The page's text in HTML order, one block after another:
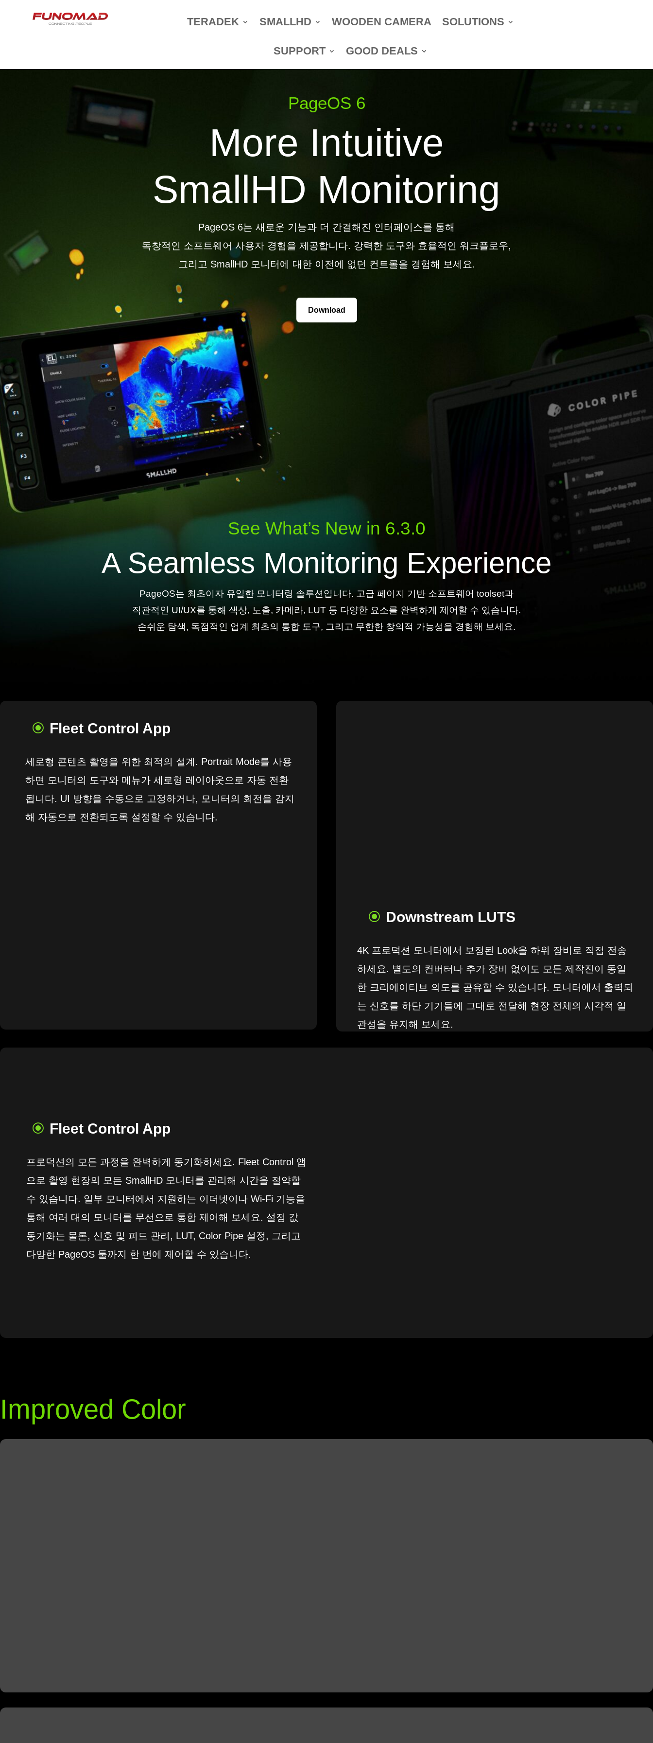
TERADEK SMALLHD WOODEN CAMERA SOLUTIONS
SUPPORT GOOD DEALS
PageOS 6
More Intuitive
SmallHD Monitoring
PageOS 6는 새로운 기능과 더 간결해진 인터페이스를 통해
독창적인 소프트웨어 사용자 경험을 제공합니다. 강력한 도구와 효율적인 워크플로우,
그리고 SmallHD 모니터에 대한 이전에 없던 컨트롤을 경험해 보세요.
Download
See What’s New in 6.3.0
A Seamless Monitoring Experience
PageOS는 최초이자 유일한 모니터링 솔루션입니다. 고급 페이지 기반 소프트웨어 toolset과
직관적인 UI/UX를 통해 색상, 노출, 카메라, LUT 등 다양한 요소를 완벽하게 제어할 수 있습니다.
손쉬운 탐색, 독점적인 업계 최초의 통합 도구, 그리고 무한한 창의적 가능성을 경험해 보세요.
Fleet Control App
세로형 콘텐츠 촬영을 위한 최적의 설계. Portrait Mode를 사용
하면 모니터의 도구와 메뉴가 세로형 레이아웃으로 자동 전환
됩니다. UI 방향을 수동으로 고정하거나, 모니터의 회전을 감지
해 자동으로 전환되도록 설정할 수 있습니다.
Downstream LUTS
4K 프로덕션 모니터에서 보정된 Look을 하위 장비로 직접 전송
하세요. 별도의 컨버터나 추가 장비 없이도 모든 제작진이 동일
한 크리에이티브 의도를 공유할 수 있습니다. 모니터에서 출력되
는 신호를 하단 기기들에 그대로 전달해 현장 전체의 시각적 일
관성을 유지해 보세요.
Fleet Control App
프로덕션의 모든 과정을 완벽하게 동기화하세요. Fleet Control 앱
으로 촬영 현장의 모든 SmallHD 모니터를 관리해 시간을 절약할
수 있습니다. 일부 모니터에서 지원하는 이더넷이나 Wi-Fi 기능을
통해 여러 대의 모니터를 무선으로 통합 제어해 보세요. 설정 값
동기화는 물론, 신호 및 피드 관리, LUT, Color Pipe 설정, 그리고
다양한 PageOS 툴까지 한 번에 제어할 수 있습니다.
Improved Color